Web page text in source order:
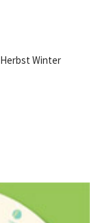
Herbst Winter